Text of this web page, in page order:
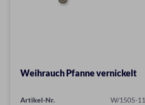
Weihrauch Pfanne vernickelt
Artikel-Nr.
W/1505-11